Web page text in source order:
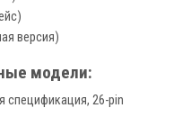
версия)
модели:
спецификация, 26-pin